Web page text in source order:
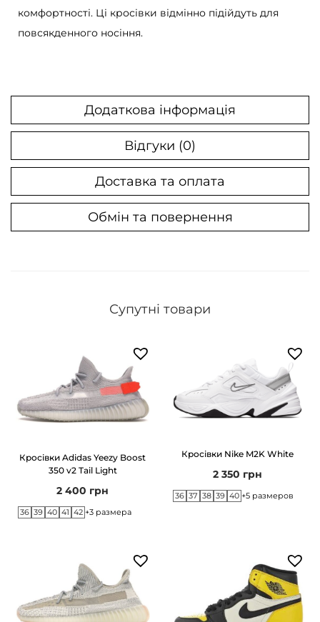
h
e
b
i
і
ь
комфортності. Ці кросівки відмінно підійдуть для
повсякденного носіння.
Додаткова інформація
Відгуки (0)
Доставка та оплата
Обмін та повернення
Супутні товари
Кросівки Adidas Yeezy Boost
350 v2 Tail Light
2 400 грн
36 39 40 41 42 +3 размера
Кросівки Nike M2K White
2 350 грн
36 37 38 39 40 +5 размеров